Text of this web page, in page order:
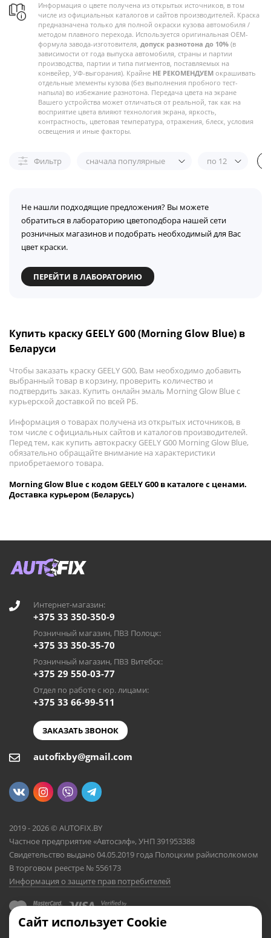
Информация о цвете получена из открытых источников, в том
числе из официальных каталогов и сайтов производителей. Краска
предназначена только для полной окраски кузова автомобиля /
методом плавного перехода. Используется оригинальная OEM-
формула завода-изготовителя, допуск разнотона до 10% (в
зависимости от года выпуска автомобиля, страны и партии
производства, партии и типа пигментов, поставляемых на
конвейер, УФ-выгорания). Крайне НЕ РЕКОМЕНДУЕМ окрашивать
отдельные элементы кузова (без выполнения пробного тест-
напыла) во избежание разнотона. Передача цвета на экране
Вашего устройства может отличаться от реальной, так как на
восприятие цвета влияют технология экрана, яркость,
контрастность, цветовая температура, отражения, блеск, условия
освещения и иные факторы.
Фильтр сначала популярные по 12
Не нашли подходящие предложения? Вы можете
обратиться в лабораторию цветоподбора нашей сети
розничных магазинов и подобрать необходимый для Вас
цвет краски.
ПЕРЕЙТИ В ЛАБОРАТОРИЮ
Купить краску GEELY G00 (Morning Glow Blue) в
Беларуси
Чтобы заказать краску GEELY G00, Вам необходимо добавить
выбранный товар в корзину, проверить количество и
подтвердить заказ. Купить онлайн эмаль Morning Glow Blue с
курьерской доставкой по всей РБ.
Информация о товарах получена из открытых источников, в
том числе с официальных сайтов и каталогов производителей.
Перед тем, как купить автокраску GEELY G00 Morning Glow Blue,
обязательно обращайте внимание на характеристики
приобретаемого товара.
Morning Glow Blue с кодом GEELY G00 в каталоге с ценами.
Доставка курьером (Беларусь)
Интернет-магазин:
+375 33 350-350-9
Розничный магазин, ПВЗ Полоцк:
+375 33 350-35-70
Розничный магазин, ПВЗ Витебск:
+375 29 550-03-77
Отдел по работе с юр. лицами:
+375 33 66-99-511
ЗАКАЗАТЬ ЗВОНОК
autofixby@gmail.com
2019 - 2026 © AUTOFIX.BY
Частное предприятие «Автосэлф», УНП 391953388
Свидетельство выдано 04.05.2019 года Полоцким райисполкомом
В торговом реестре № 556173
Информация о защите прав потребителей
Сайт использует Cookie